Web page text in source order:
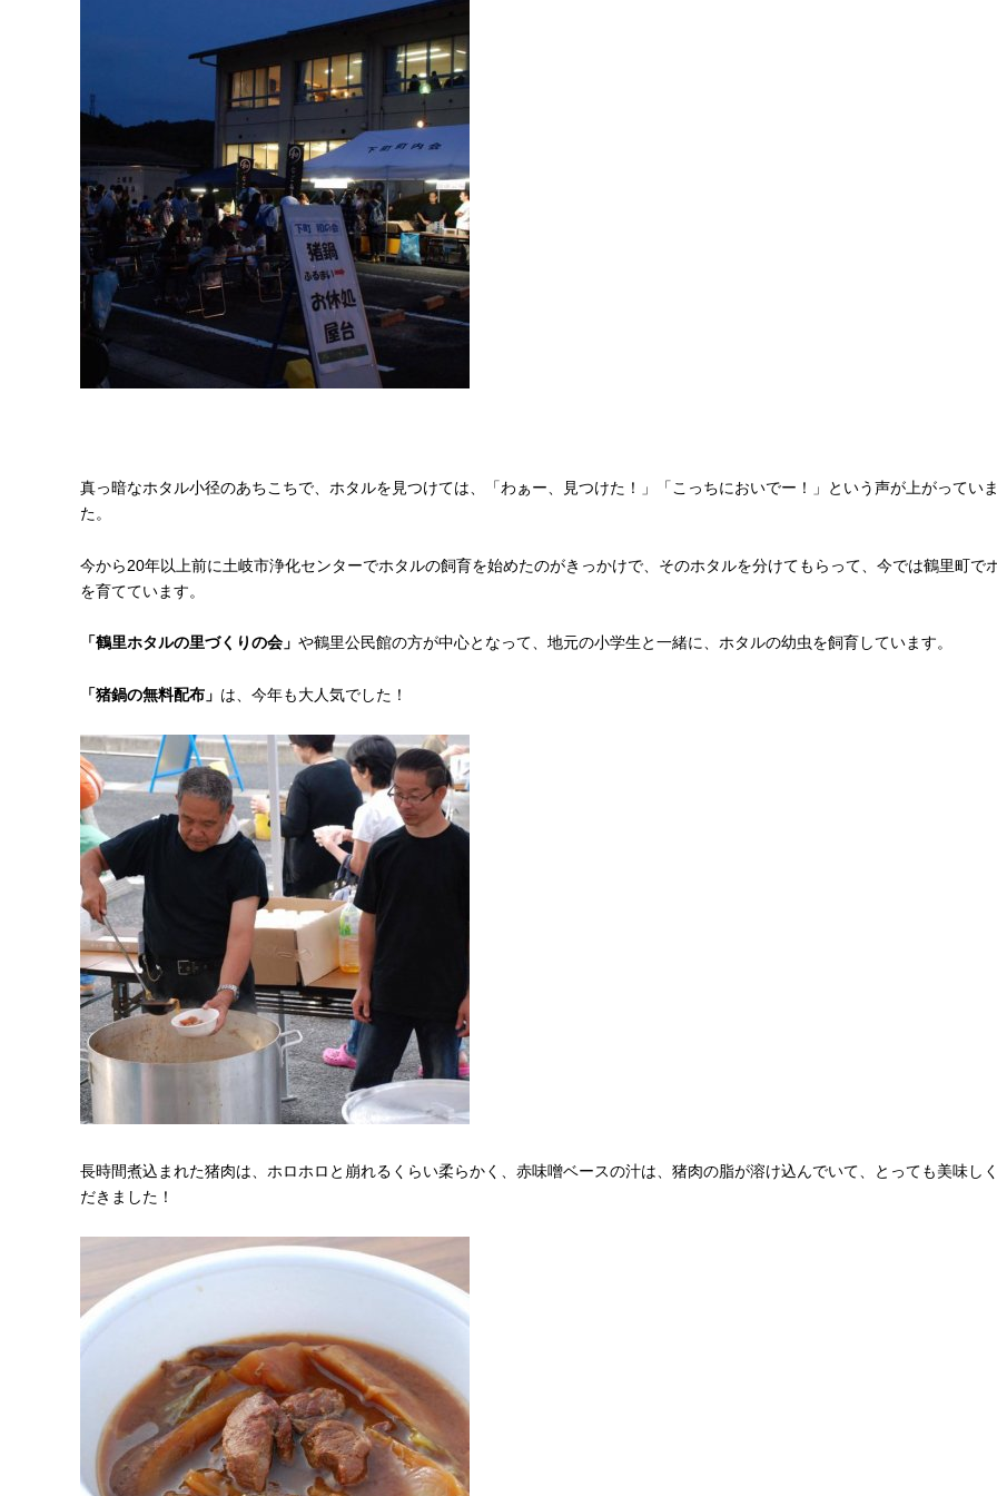
真っ暗なホタル小径のあちこちで、ホタルを見つけては、「わぁー、見つけた！」「こっちにおいでー！」という声が上がってい
た。
今から20年以上前に土岐市浄化センターでホタルの飼育を始めたのがきっかけで、そのホタルを分けてもらって、今では鶴里町で
を育てています。
「鶴里ホタルの里づくりの会」 や鶴里公民館の方が中心となって、地元の小学生と一緒に、ホタルの幼虫を飼育しています。
「猪鍋の無料配布」 は、今年も大人気でした！
長時間煮込まれた猪肉は、ホロホロと崩れるくらい柔らかく、赤味噌ベースの汁は、猪肉の脂が溶け込んでいて、とっても美味し
だきました！